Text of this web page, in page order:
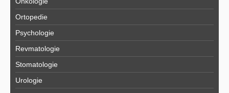
Ortopedie
Psychologie
Revmatologie
Stomatologie
Urologie